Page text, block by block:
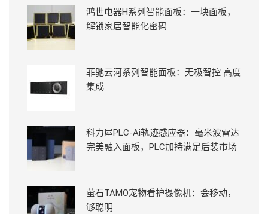
鸿世电器H系列智能面板：一块面板，
解锁家居智能化密码
菲驰云河系列智能面板：无极智控 高度
集成
科力屋PLC-Ai轨迹感应器：毫米波雷达
完美融入面板，PLC加持满足后装市场
萤石TAMO宠物看护摄像机：会移动，
够聪明